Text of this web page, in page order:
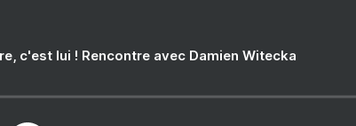
c'est lui ! Rencontre avec Damien Witecka